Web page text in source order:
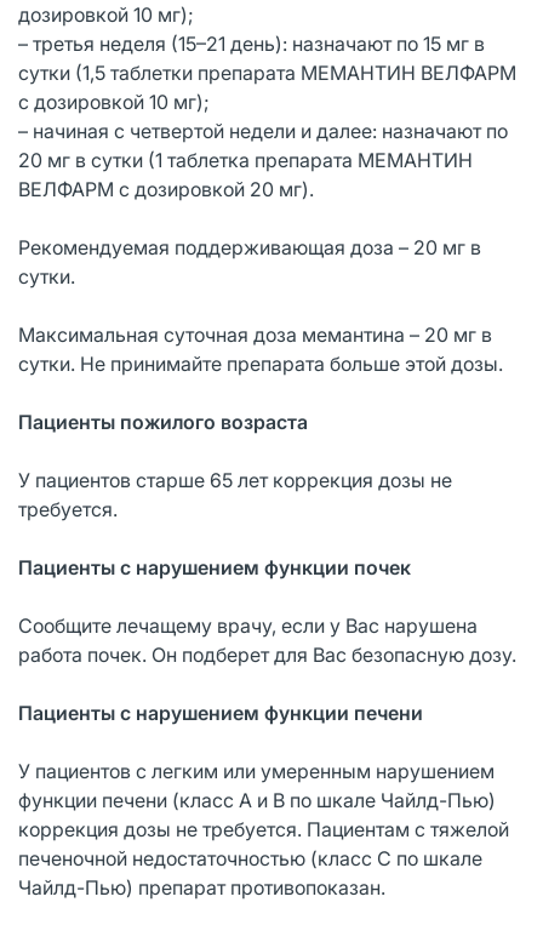
дозировкой 10 мг);
– третья неделя (15–21 день): назначают по 15 мг в
сутки (1,5 таблетки препарата МЕМАНТИН ВЕЛФАРМ
с дозировкой 10 мг);
– начиная с четвертой недели и далее: назначают по
20 мг в сутки (1 таблетка препарата МЕМАНТИН
ВЕЛФАРМ с дозировкой 20 мг).
Рекомендуемая поддерживающая доза – 20 мг в
сутки.
Максимальная суточная доза мемантина – 20 мг в
сутки. Не принимайте препарата больше этой дозы.
Пациенты пожилого возраста
У пациентов старше 65 лет коррекция дозы не
требуется.
Пациенты с нарушением функции почек
Сообщите лечащему врачу, если у Вас нарушена
работа почек. Он подберет для Вас безопасную дозу.
Пациенты с нарушением функции печени
У пациентов с легким или умеренным нарушением
функции печени (класс А и В по шкале Чайлд-Пью)
коррекция дозы не требуется. Пациентам с тяжелой
печеночной недостаточностью (класс С по шкале
Чайлд-Пью) препарат противопоказан.